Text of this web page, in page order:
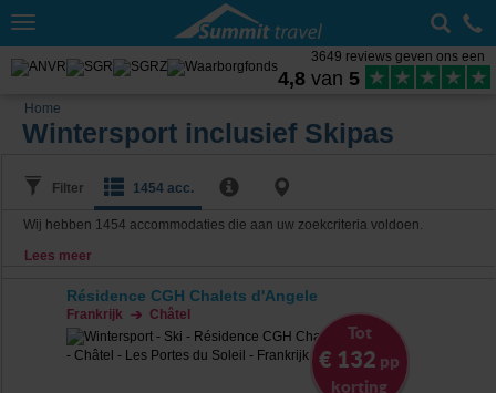
Toggle
3649 reviews geven ons een
4,8 van 5
Home
Wintersport inclusief Skipas
Filter 1454 acc.
Wij hebben 1454 accommodaties die aan uw zoekcriteria voldoen.
Lees meer
Résidence CGH Chalets d'Angele
Frankrijk Châtel
Tot
€ 132 pp
korting